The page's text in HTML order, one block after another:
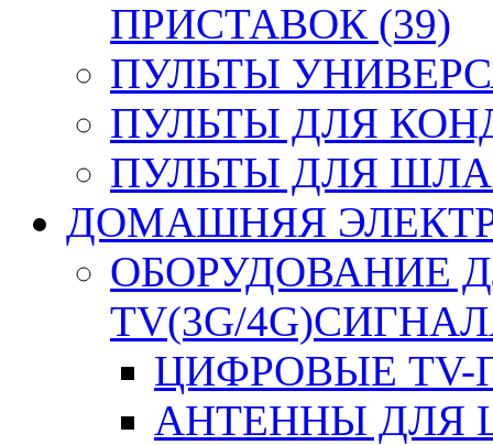
ПРИСТАВОК (39)
ПУЛЬТЫ
ПУЛЬТЫ ДЛЯ
ПУЛЬТЫ ДЛЯ
ДОМАШНЯЯ
ОБОРУДОВАНИЕ
TV(3G/
ЦИФРОВЫЕ TV-
АНТЕННЫ ДЛЯ